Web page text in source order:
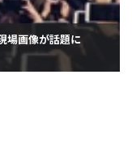
場画像が話題に